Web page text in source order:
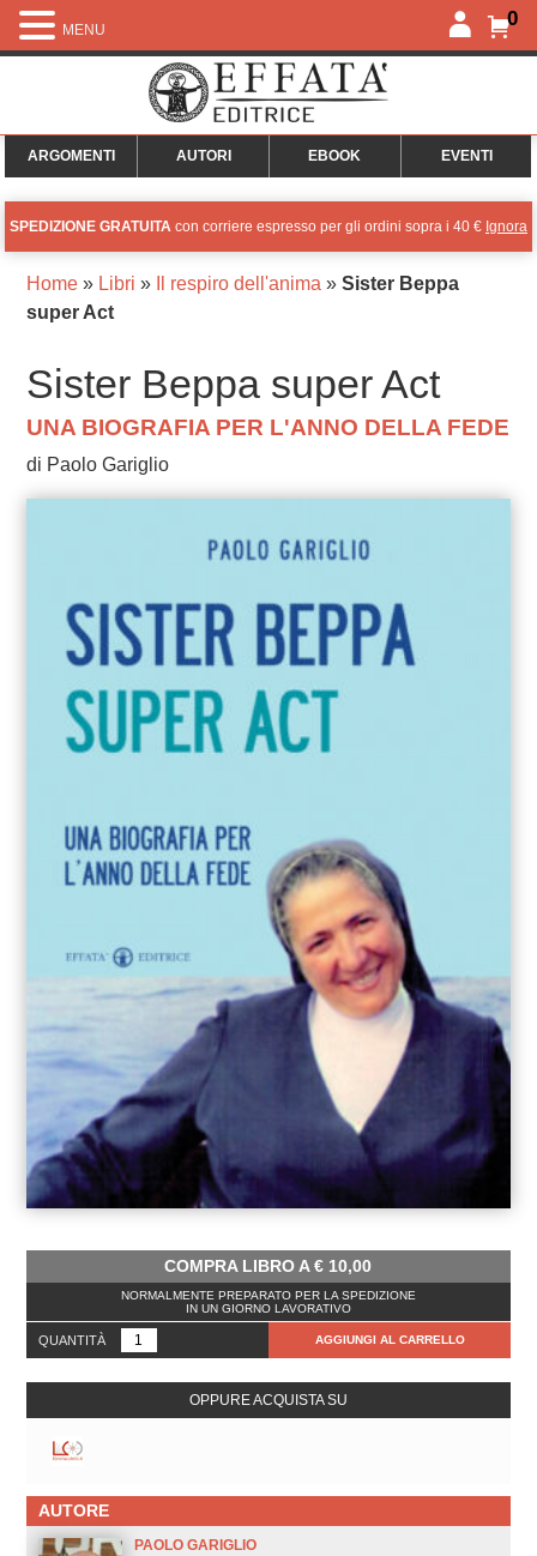
0
ARGOMENTI AUTORI EBOOK EVENTI
SPEDIZIONE GRATUITA con corriere espresso per gli ordini sopra i 40 € Ignora
Home» Libri » Il respiro dell'anima » Sister Beppa
super Act
Sister Beppa super Act
UNA BIOGRAFIA PER L'ANNO DELLA FEDE
di Paolo Gariglio
COMPRA LIBRO A€ 10,00
NORMALMENTE PREPARATO PER LA SPEDIZIONE
IN UN GIORNO LAVORATIVO
QUANTITÀ AGGIUNGI AL CARRELLO
OPPURE ACQUISTA SU
AUTORE
PAOLO GARIGLIO
MENU